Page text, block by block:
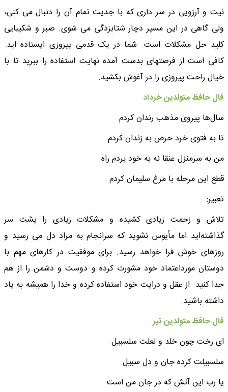
نیت و آرزویی در سر داری که با جدیت تمام آن را دنبال می کنی،
ولی گاهی در این مسیر دچار شتابزدگی می شوی. صبر و شکیبایی
کلید حل مشکلات است. شما در یک قدمی پیروزی ایستاده اید.
کافی است از فرصتهای بدست آمده نهایت استفاده را ببرید تا با
خیال راحت پیروزی را در آغوش بکشید.
فال حافظ متولدین خرداد
سال‌ها پیروی مذهب رندان کردم
تا به فتوی خرد حرص به زندان کردم
من به سرمنزل عنقا نه به خود بردم راه
قطع این مرحله با مرغ سلیمان کردم
تعبیر:
تلاش و زحمت زیادی کشیده و مشکلات زیادی را پشت سر
گذاشته‌اید اما مأیوس نشوید که سرانجام به مراد دل می رسید و
روزهای خوش فرا خواهد رسید. برای موفقیت در کارهای مهم با
دوستان مورداعتماد خود مشورت کرده و دوست و دشمن را از هم
جدا کنید. از عقل و درایت خود استفاده کرده و خدا را همیشه به یاد
داشته باشید.
فال حافظ متولدین تیر
ای رخت چون خلد و لعلت سلسبیل
سلسبیلت کرده جان و دل سبیل
یا رب این آتش که در جان من است